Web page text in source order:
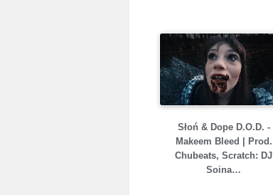
Słoń & Dope D.O.D. -
Makeem Bleed | Prod.
Chubeats, Scratch: DJ
Soina…